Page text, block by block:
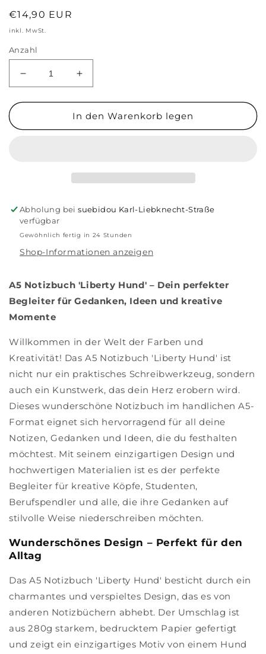
Normaler
Preis
€14,90 EUR
inkl. MwSt.
Anzahl
Verringere
die
Menge
A5
Erhöhe
die
Menge
für
A5
In den Warenkorb legen
Abholung beisuebidou Karl-Liebknecht-Straße
verfügbar
Gewöhnlich fertig in 24 Stunden
Shop-Informationen anzeigen
A5 Notizbuch 'Liberty Hund' – Dein perfekter
Begleiter für Gedanken, Ideen und kreative
Momente
Willkommen in der Welt der Farben und
Kreativität! Das A5 Notizbuch 'Liberty Hund' ist
nicht nur ein praktisches Schreibwerkzeug, sondern
auch ein Kunstwerk, das dein Herz erobern wird.
Dieses wunderschöne Notizbuch im handlichen A5-
Format eignet sich hervorragend für all deine
Notizen, Gedanken und Ideen, die du festhalten
möchtest. Mit seinem einzigartigen Design und
hochwertigen Materialien ist es der perfekte
Begleiter für kreative Köpfe, Studenten,
Berufspendler und alle, die ihre Gedanken auf
stilvolle Weise niederschreiben möchten.
Wunderschönes Design – Perfekt für den
Alltag
Das A5 Notizbuch 'Liberty Hund' besticht durch ein
charmantes und verspieltes Design, das es von
anderen Notizbüchern abhebt. Der Umschlag ist
aus 280g starkem, bedrucktem Papier gefertigt
und zeigt ein einzigartiges Motiv von einem Hund